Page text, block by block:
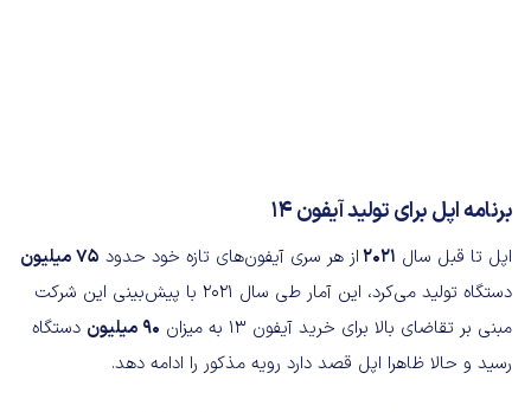
برنامه اپل برای تولید آیفون 14
اپل تا قبل سال 2021از هر سری آیفون‌های تازه خود حدود 75 میلیون
دستگاه تولید می‌کرد، این آمار طی سال 2021 با پیش‌بینی این شرکت
مبنی بر تقاضای بالا برای خرید آیفون 13 به میزان
90 میلیون
دستگاه
رسید و حالا ظاهرا اپل قصد دارد رویه مذکور را ادامه دهد.